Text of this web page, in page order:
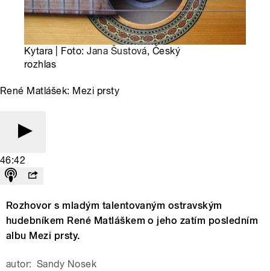
Kytara | Foto:Jana Šustová, Český
rozhlas
René Matlášek: Mezi prsty
46:42
Rozhovor s mladým talentovaným ostravským
hudebníkem René Matláškem o jeho zatím posledním
albu Mezi prsty.
autor: Sandy Nosek